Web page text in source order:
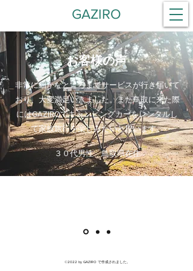
GAZIRO
お客様の声
​非常に細かなところまでサービスが行き届いて
おり、大変満足いきました。また鳥取に来た際
にはGAZIROでキャンピングカーをレンタルし
て家族旅行を楽しみたいと思います。
​３０代男性 鳥取県在住
©2022 by GAZIRO で作成されました。